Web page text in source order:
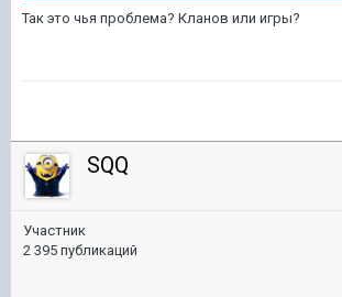
Так это чья проблема? Кланов или игры?
SQQ
Участник
2 395 публикаций